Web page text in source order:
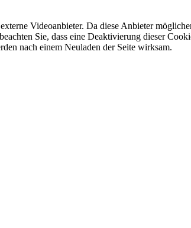
Videoanbieter. Da diese Anbieter
Sie, dass eine Deaktivierung dieser
nach einem Neuladen der Seite wirksam.